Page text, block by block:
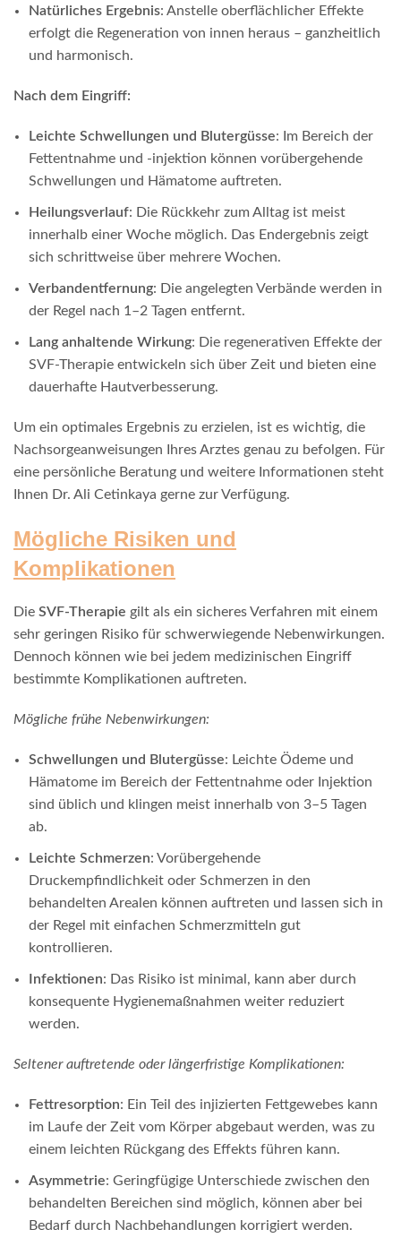
Natürliches Ergebnis: Anstelle oberflächlicher Effekte
erfolgt die Regeneration von innen heraus – ganzheitlich
und harmonisch.
Nach dem Eingriff:
Leichte Schwellungen und Blutergüsse: Im Bereich der
Fettentnahme und -injektion können vorübergehende
Schwellungen und Hämatome auftreten.
Heilungsverlauf: Die Rückkehr zum Alltag ist meist
innerhalb einer Woche möglich. Das Endergebnis zeigt
sich schrittweise über mehrere Wochen.
Verbandentfernung: Die angelegten Verbände werden in
der Regel nach 1–2 Tagen entfernt.
Lang anhaltende Wirkung: Die regenerativen Effekte der
SVF-Therapie entwickeln sich über Zeit und bieten eine
dauerhafte Hautverbesserung.
Um ein optimales Ergebnis zu erzielen, ist es wichtig, die
Nachsorgeanweisungen Ihres Arztes genau zu befolgen. Für
eine persönliche Beratung und weitere Informationen steht
Ihnen Dr. Ali Cetinkaya gerne zur Verfügung.
Mögliche Risiken und
Komplikationen
Die SVF-Therapie gilt als ein sicheres Verfahren mit einem
sehr geringen Risiko für schwerwiegende Nebenwirkungen.
Dennoch können wie bei jedem medizinischen Eingriff
bestimmte Komplikationen auftreten.
Mögliche frühe Nebenwirkungen:
Schwellungen und Blutergüsse: Leichte Ödeme und
Hämatome im Bereich der Fettentnahme oder Injektion
sind üblich und klingen meist innerhalb von 3–5 Tagen
ab.
Leichte Schmerzen: Vorübergehende
Druckempfindlichkeit oder Schmerzen in den
behandelten Arealen können auftreten und lassen sich in
der Regel mit einfachen Schmerzmitteln gut
kontrollieren.
Infektionen: Das Risiko ist minimal, kann aber durch
konsequente Hygienemaßnahmen weiter reduziert
werden.
Seltener auftretende oder längerfristige Komplikationen:
Fettresorption: Ein Teil des injizierten Fettgewebes kann
im Laufe der Zeit vom Körper abgebaut werden, was zu
einem leichten Rückgang des Effekts führen kann.
Asymmetrie: Geringfügige Unterschiede zwischen den
behandelten Bereichen sind möglich, können aber bei
Bedarf durch Nachbehandlungen korrigiert werden.